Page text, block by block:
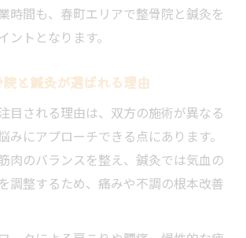
時間も、春町エリアで整骨院と鍼灸を
ントとなります。
と鍼灸が選ばれる理由
目される理由は、双方の施術が異なる
みにアプローチできる点にあります。
肉のバランスを整え、鍼灸では気血の
調整するため、痛みや不調の根本改善